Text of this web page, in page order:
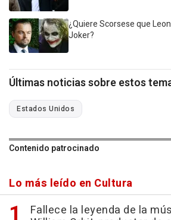
¿Quiere Scorsese que
Joker?
Últimas noticias sobre estos
Estados Unidos
Contenido patrocinado
Lo más leído en Cultura
Fallece la leyenda de la